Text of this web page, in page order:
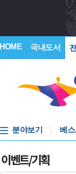
HOME 국내도서
분야보기 베스
이벤트/기획